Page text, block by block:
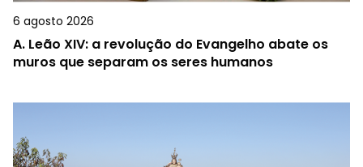
6 agosto 2026
A. Leão XIV: a revolução do Evangelho abate os
muros que separam os seres humanos